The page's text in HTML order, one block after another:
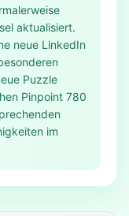
aktualisiert.
neue LinkedIn
Puzzle
Pinpoint 780
im